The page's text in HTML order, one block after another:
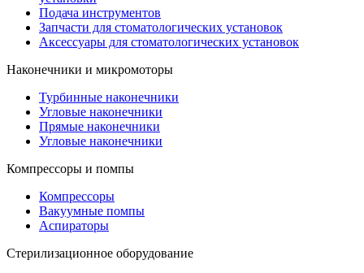
Подача инструментов
Запчасти для стоматологических установок
Аксессуары для стоматологических установок
Наконечники и микромоторы
Турбинные наконечники
Угловые наконечники
Прямые наконечники
Угловые наконечники
Компрессоры и помпы
Компрессоры
Вакуумные помпы
Аспираторы
Стерилизационное оборудование